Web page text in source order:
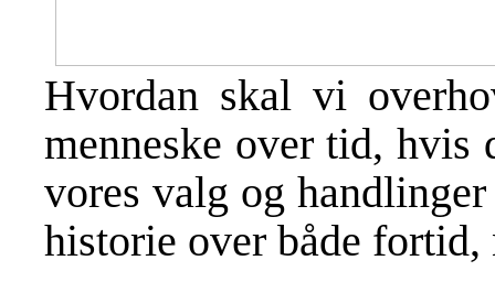
Hvordan skal vi
menneske over tid,
vores valg og
historie over både